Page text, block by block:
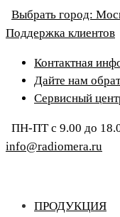
Выбрать город:
Поддержка клиентов
Контактная
Дайте нам
Сервисный
ПН-ПТ с 9.00 до
info@radiomera.ru
ПРОДУКЦИЯ